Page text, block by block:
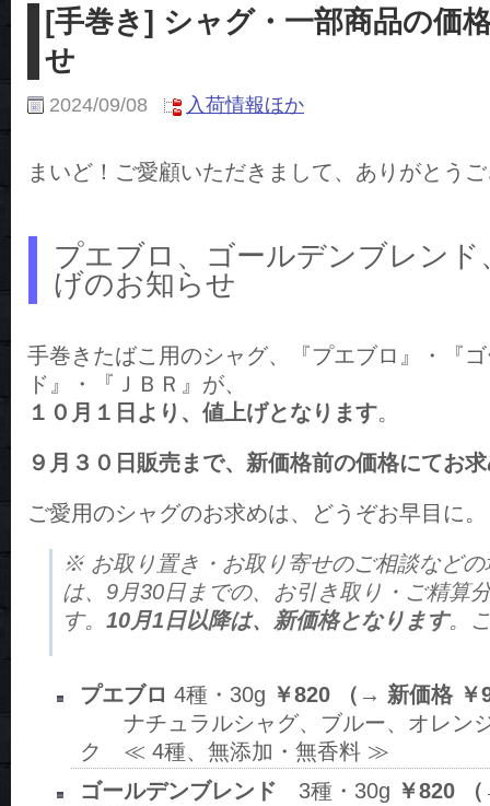
[手巻き] シャグ・一部商品の価
せ
2024/09/08 入荷情報ほか
まいど！ご愛顧いただきまして、ありがとう
プエブロ、ゴールデンブレンド
げのお知らせ
手巻きたばこ用のシャグ、『プエブロ』・『
ド』・『ＪＢＲ』が、
１０月１日より、値上げとなります。
９月３０日販売まで、新価格前の価格にてお
ご愛用のシャグのお求めは、どうぞお早目に。
※ お取り置き・お取り寄せのご相談など
は、9月30日までの、お引き取り・ご精算
す。 10月1日以降は、新価格となります。
プエブロ 4種・30g ￥820 （→ 新価格 ￥
ナチュラルシャグ、ブルー、オレン
ク ≪ 4種、無添加・無香料 ≫
ゴールデンブレンド 3種・30g ￥820